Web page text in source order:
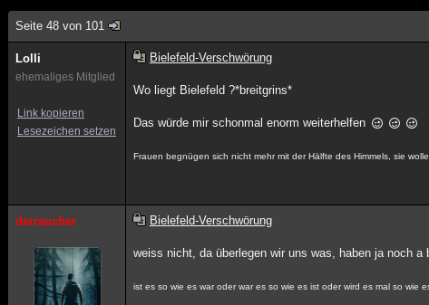
Seite 48 von 101
Lolli
ehemaliges Mitglied
Link kopieren
Lesezeichen setzen
Bielefeld-Verschwörung
Wo liegt Bielefeld ?*breitgrins*
Das würde mir schonmal enorm weiterhelfen
Frauen begnügen sich nicht mehr mit der Hälfte des Himmels, sie
derraucher Bielefeld-Verschwörung
weiss nicht, da überlegen wir uns was, haben ja noch a
ist es so wie es war oder war es so wie es ist oder wird es mal so wie